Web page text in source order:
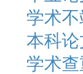
学术
本科
学术